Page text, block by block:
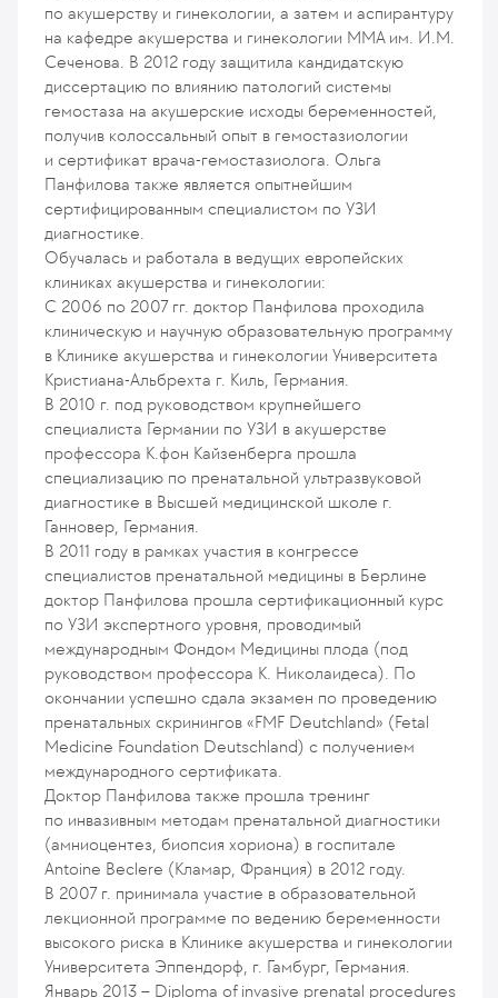
по акушерству и гинекологии, а затем и аспирантуру
на кафедре акушерства и гинекологии ММА им. И.М.
Сеченова. В 2012 году защитила кандидатскую
диссертацию по влиянию патологий системы
гемостаза на акушерские исходы беременностей,
получив колоссальный опыт в гемостазиологии
и сертификат врача-гемостазиолога. Ольга
Панфилова также является опытнейшим
сертифицированным специалистом по УЗИ
диагностике.
Обучалась и работала в ведущих европейских
клиниках акушерства и гинекологии:
С 2006 по 2007 гг. доктор Панфилова проходила
клиническую и научную образовательную программу
в Клинике акушерства и гинекологии Университета
Кристиана-Альбрехта г. Киль, Германия.
В 2010 г. под руководством крупнейшего
специалиста Германии по УЗИ в акушерстве
профессора К.фон Кайзенберга прошла
специализацию по пренатальной ультразвуковой
диагностике в Высшей медицинской школе г.
Ганновер, Германия.
В 2011 году в рамках участия в конгрессе
специалистов пренатальной медицины в Берлине
доктор Панфилова прошла сертификационный курс
по УЗИ экспертного уровня, проводимый
международным Фондом Медицины плода (под
руководством профессора К. Николаидеса). По
окончании успешно сдала экзамен по проведению
пренатальных скринингов «FMF Deutchland» (Fetal
Medicine Foundation Deutschland) с получением
международного сертификата.
Доктор Панфилова также прошла тренинг
по инвазивным методам пренатальной диагностики
(амниоцентез, биопсия хориона) в госпитале
Antoine Beclere (Кламар, Франция) в 2012 году.
В 2007 г. принимала участие в образовательной
лекционной программе по ведению беременности
высокого риска в Клинике акушерства и гинекологии
Университета Эппендорф, г. Гамбург, Германия.
Январь 2013 – Diploma of invasive prenatal procedures